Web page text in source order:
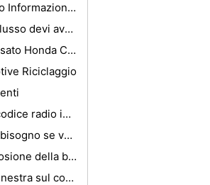
Informazioni di Viaggio Informazioni su alcuni luoghi turistici dell'India
Essentials vacanza di lusso devi avere
Come acquistare un usato Honda Civic
Riciclaggio
Come reimpostare il codice radio in una Volvo
Che Vernici Colori ho bisogno se voglio Repaint mio Grasshopper Mower?
Che cosa causa l'esplosione della batteria?
Come sostituire una finestra sul cortile di una Toyota Tacoma